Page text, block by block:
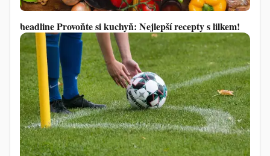
headline Provoňte si kuchyň: Nejlepší recepty s lilkem!